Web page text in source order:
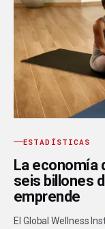
ESTADÍSTICAS
La economía
seis billones
emprende
El Global Wellness